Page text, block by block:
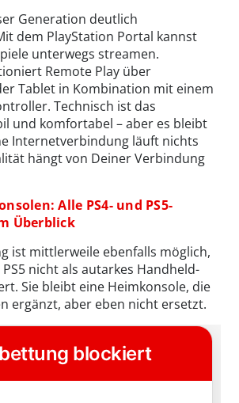
Generation deutlich
dem PlayStation Portal kannst
unterwegs streamen.
Remote Play über
Tablet in Kombination mit einem
Technisch ist das
und komfortabel – aber es bleibt
Internetverbindung läuft nichts
hängt von Deiner Verbindung
Alle PS4- und PS5-
Überblick
ist mittlerweile ebenfalls möglich,
nicht als autarkes Handheld-
Sie bleibt eine Heimkonsole, die
ergänzt, aber eben nicht ersetzt.